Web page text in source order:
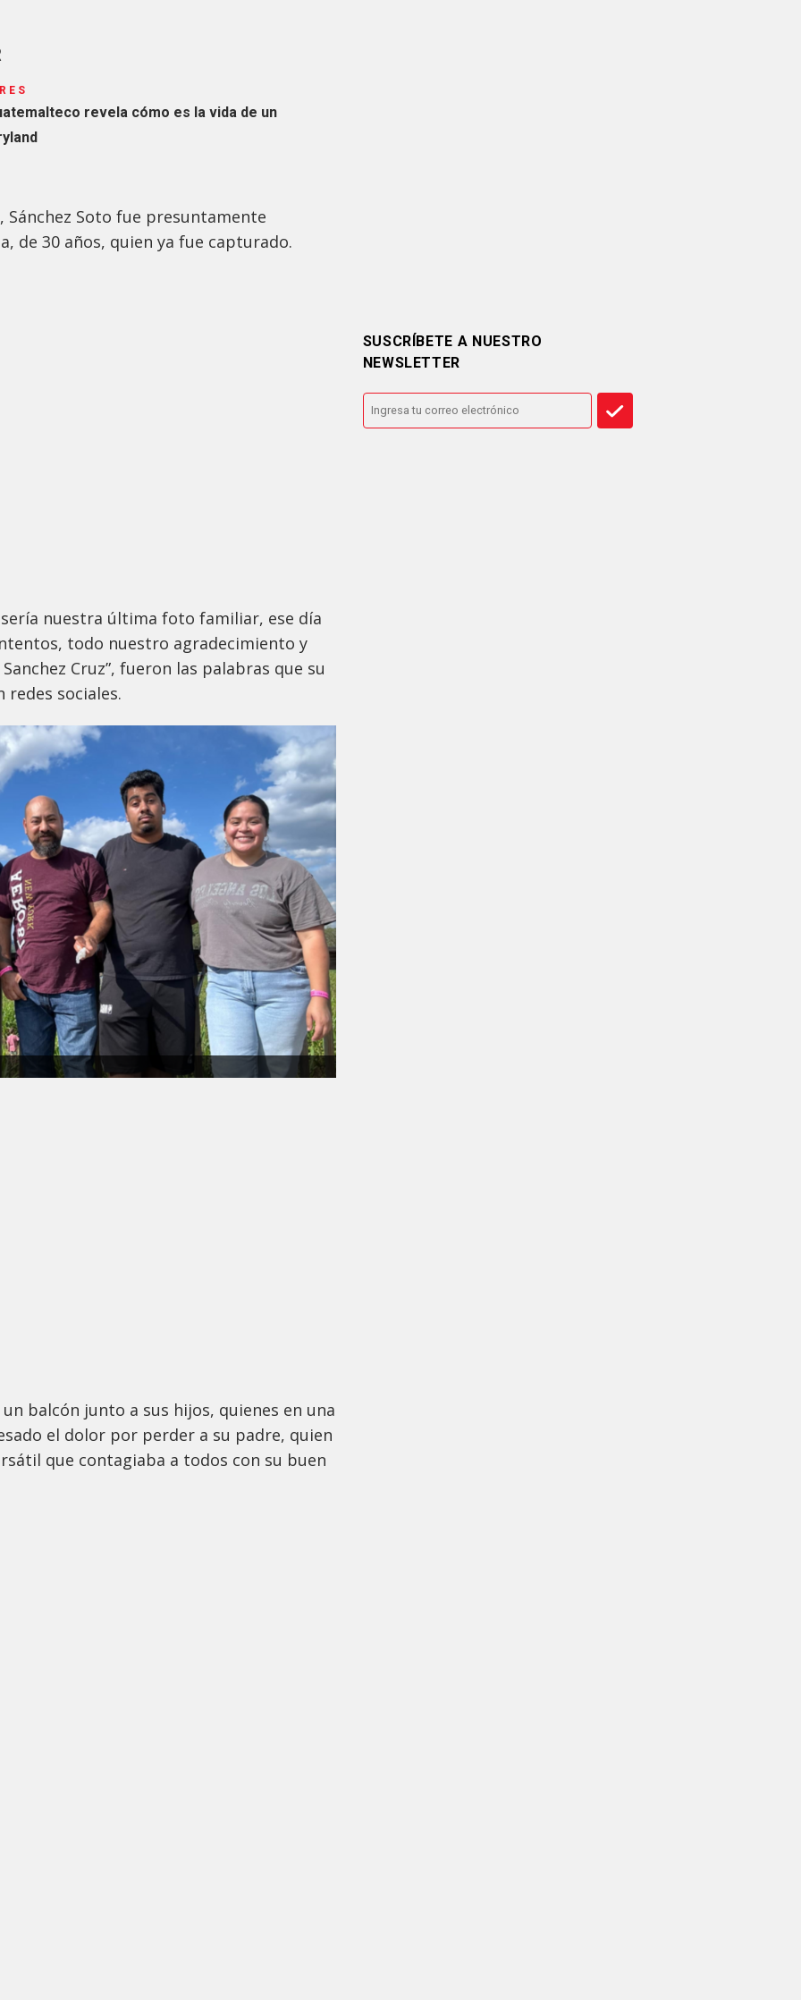
revela cómo es la vida de un
Sánchez Soto fue presuntamente
de 30 años, quien ya fue capturado.
nuestra última foto familiar, ese día
todo nuestro agradecimiento y
Cruz”, fueron las palabras que su
redes sociales.
balcón junto a sus hijos, quienes en una
el dolor por perder a su padre, quien
que contagiaba a todos con su buen
SUSCRÍBETE A NUESTRO
NEWSLETTER